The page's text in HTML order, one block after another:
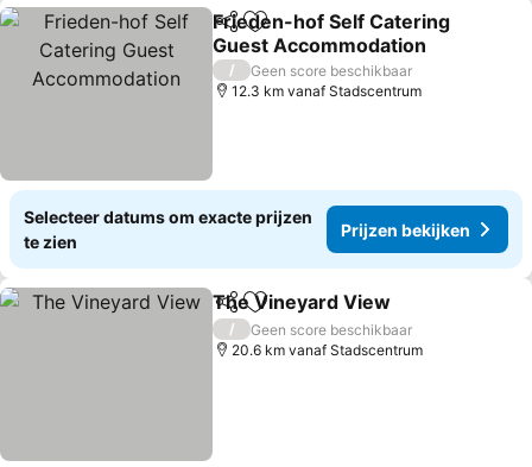
DelenToevoegen aan favorieten
Frieden-hof Self Catering
Guest Accommodation
Prijzen bekijken
/
Geen score beschikbaar
12.3 km vanaf Stadscentrum
Selecteer datums om exacte prijzen
te zien
Prijzen bekijken
DelenToevoegen aan favorieten
The Vineyard View
/
Geen score beschikbaar
20.6 km vanaf Stadscentrum